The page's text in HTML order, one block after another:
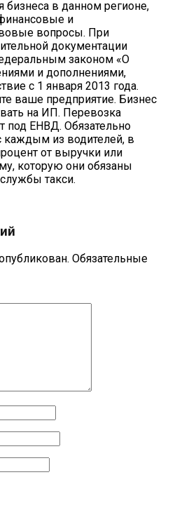
бизнеса в данном регионе,
и
вопросы. При
документации
законом «О
и дополнениями,
с 1 января 2013 года.
ваше предприятие. Бизнес
на ИП. Перевозка
под ЕНВД. Обязательно
каждым из водителей, в
от выручки или
которую они обязаны
такси.
Обязательные